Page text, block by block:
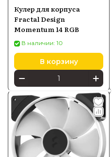
Кулер для корпуса
Fractal Design
Momentum 14 RGB
В наличии: 10
В корзину